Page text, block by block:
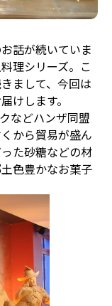
話が続いていま
理シリーズ。こ
まして、今回は
けします。
などハンザ同盟
から貿易が盛ん
た砂糖などの材
色豊かなお菓子